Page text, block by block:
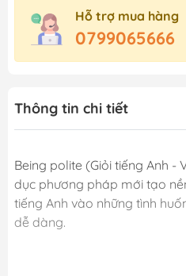
Hỗ trợ mua hàng
0799065666
Thông tin chi tiết
Being polite (Giỏi tiếng Anh -
dục phương pháp mới tạo
tiếng Anh vào những tình
dễ dàng.